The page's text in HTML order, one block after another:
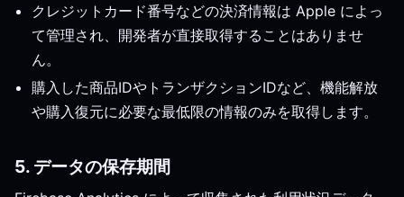
クレジットカード番号などの決済情報は Apple によっ
て管理され、開発者が直接取得することはありませ
ん。
購入した商品IDやトランザクションIDなど、機能解放
や購入復元に必要な最低限の情報のみを取得します。
5. データの保存期間